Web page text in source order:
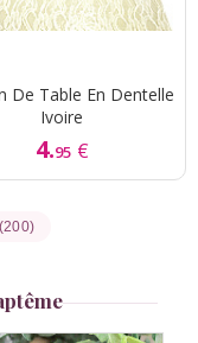
De Table En Dentelle
Ivoire
4.95 €